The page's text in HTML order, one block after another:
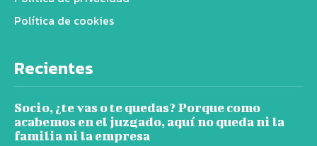
Política de cookies
Recientes
Socio, ¿te vas o te quedas? Porque como
acabemos en el juzgado, aquí no queda ni la
familia ni la empresa